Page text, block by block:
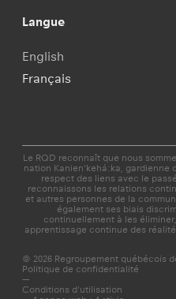
Langue
English
Français
Le RQD reconnaît que nous
nation Kanien'kehá:ka, gardienne
respect des liens avec le
reconnaissons les relations
et autres personnes de la
également ses biais
continuellement à les
apprentissage continue des
© 2026 Regroupement québécois
Politique de confidentialité
—
Conditions d'utilisation